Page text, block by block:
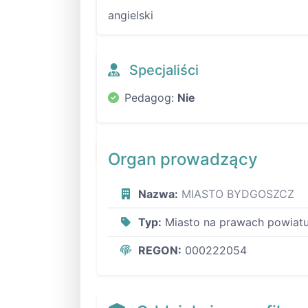
angielski
Specjaliści
Pedagog: Nie
Organ prowadzący
Nazwa: MIASTO BYDGOSZCZ
Typ: Miasto na prawach
REGON: 000222054